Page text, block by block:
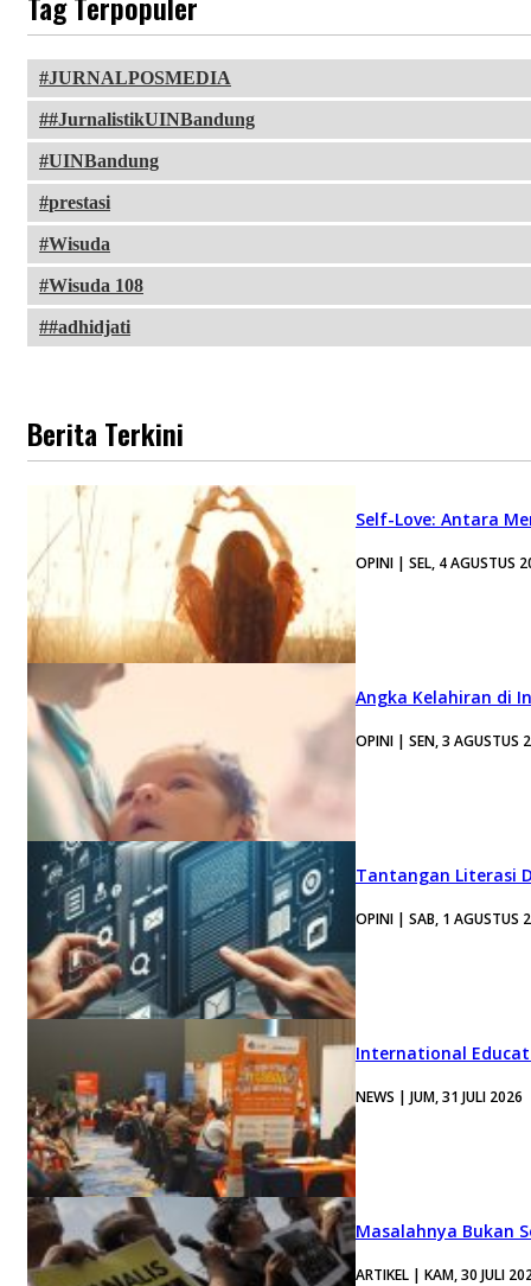
JURNALPOSMEDIA
#JurnalistikUINBandung
UINBandung
prestasi
Wisuda
Wisuda 108
#adhidjati
Berita Terkini
Self-Love: Antara
OPINI | SEL, 4 AGUSTUS
Angka Kelahiran di
OPINI | SEN, 3 AGUSTUS
Tantangan Literasi
OPINI | SAB, 1 AGUSTUS
International
NEWS | JUM, 31 JULI 2026
Masalahnya Bukan
ARTIKEL | KAM, 30 JULI